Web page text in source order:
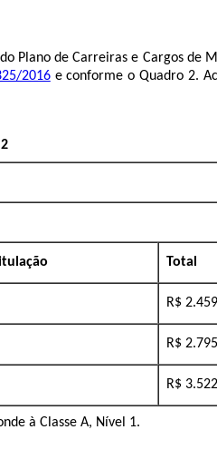
Plano de Carreiras e Cargos de
2016e conforme o Quadro 2.
Total
R$
R$
R$
à Classe A, Nível 1.